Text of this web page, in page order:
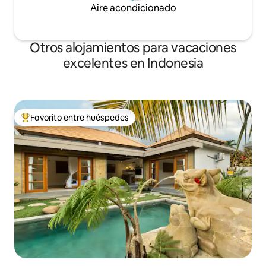
Aire acondicionado
Otros alojamientos para vacaciones
excelentes en Indonesia
Favorito entre huéspedes preferido
Favorito entre huéspedes